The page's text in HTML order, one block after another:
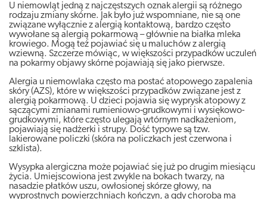
U niemowląt jedną z najczęstszych oznak alergii są różnego
rodzaju zmiany skórne. Jak było już wspomniane, nie są one
związane wyłącznie z alergią kontaktową, bardzo często
wywołane są alergią pokarmową – głównie na białka mleka
krowiego. Mogą też pojawiać się u maluchów z alergią
wziewną. Szczerze mówiąc, w większości przypadków uczuleń
na pokarmy objawy skórne pojawiają się jako pierwsze.
Alergia u niemowlaka często ma postać atopowego zapalenia
skóry (AZS), które w większości przypadków związane jest z
alergią pokarmową. U dzieci pojawia się wyprysk atopowy z
sączącymi zmianami rumieniowo-grudkowymi i wysiękowo-
grudkowymi, które często ulegają wtórnym nadkażeniom,
pojawiają się nadżerki i strupy. Dość typowe są tzw.
lakierowane policzki (skóra na policzkach jest czerwona i
szklista).
Wysypka alergiczna może pojawiać się już po drugim miesiącu
życia. Umiejscowiona jest zwykle na bokach twarzy, na
nasadzie płatków uszu, owłosionej skórze głowy, na
wyprostnych powierzchniach kończyn, a gdy choroba ma